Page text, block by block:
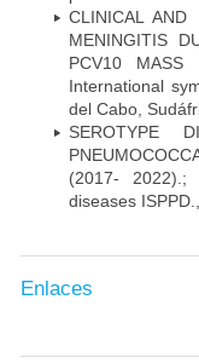
CLINICAL AND
MENINGITIS
PCV10 MASS
International
del Cabo,
SEROTYPE
(2017- 2022).;
diseases
Enlaces